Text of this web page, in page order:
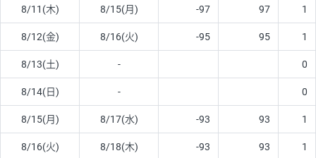
8/11(木) 8/15(月) -97 97 1
8/12(金) 8/16(火) -95 95 1
8/13(土) - 0
8/14(日) - 0
8/15(月) 8/17(水) -93 93 1
8/16(火) 8/18(木) -93 93 1